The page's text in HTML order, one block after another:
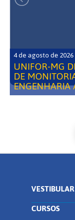
4 de agosto de 2026
UNIFOR-MG
DE
ENGENHARIA
VESTIBULAR
CURSOS